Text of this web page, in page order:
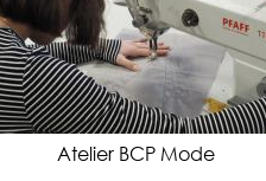
Atelier BCP Mode